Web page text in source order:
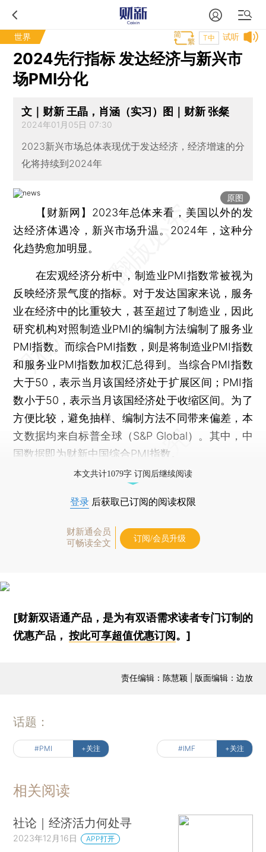
世界 试听
T中
2024先行指标 发达经济与新兴市
场PMI分化
文｜财新 王晶，肖涵（实习）图｜财新 张粲
2024年01月05日 07:30
2023新兴市场总体表现优于发达经济，经济增速的分
化将持续到2024年
原图
【财新网】 2023年总体来看，美国以外的发
达经济体遇冷，新兴市场升温。2024年，这种分
化趋势愈加明显。
在宏观经济分析中，制造业PMI指数常被视为
反映经济景气度的指标。对于发达国家来说，服务
业在经济中的比重较大，甚至超过了制造业，因此
研究机构对照制造业PMI的编制方法编制了服务业
PMI指数。而综合PMI指数，则是将制造业PMI指数
和服务业PMI指数加权汇总得到。当综合PMI指数
大于50，表示当月该国经济处于扩展区间；PMI指
数小于50，表示当月该国经济处于收缩区间。为了
方便比较，避免抽样、编制方法不同带来偏差，本
文数据均来自标普全球（S&P Global）。其中，中
国数据即为财新中国综合PMI指数。
本文共计1079字 订阅后继续阅读
登录 后获取已订阅的阅读权限
财新通会员
可畅读全文
订阅/会员升级
[财新双语通产品，是为有双语需求读者专门订制的
优惠产品，按此可享超值优惠订阅 。]
责任编辑：陈慧颖 | 版面编辑：边放
话题：
#PMI +关注 #IMF +关注
相关阅读
社论｜经济活力何处寻
2023年12月16日 APP打开